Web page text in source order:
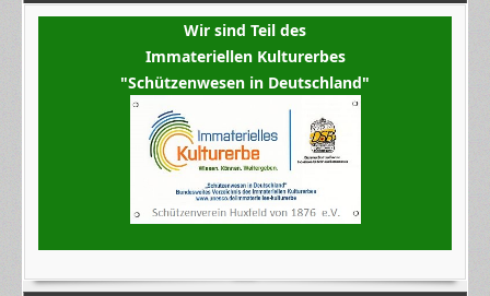
Wir sind Teil des
Immateriellen Kulturerbes
"Schützenwesen in Deutschland"